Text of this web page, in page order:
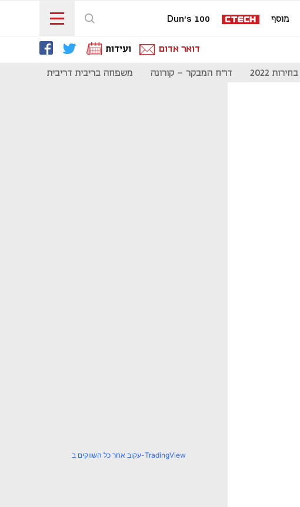
מוסף Dun's 100
דואר אדום ועידות
בחירות 2022 דו"ח המבקר - קורונה משפחה בריבית דריבית
עקוב אחר כל השווקים ב-TradingView